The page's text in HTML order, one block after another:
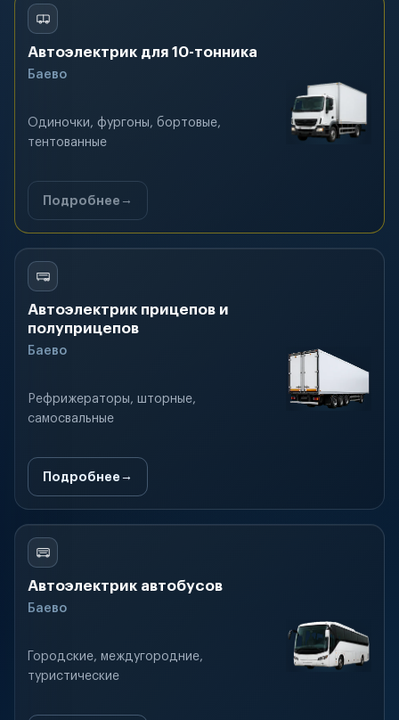
Автоэлектрик для 10-тонника
Баево
Одиночки, фургоны, бортовые,
тентованные
Подробнее
Автоэлектрик прицепов и
полуприцепов
Баево
Рефрижераторы, шторные,
самосвальные
Подробнее
Автоэлектрик автобусов
Баево
Городские, междугородние,
туристические